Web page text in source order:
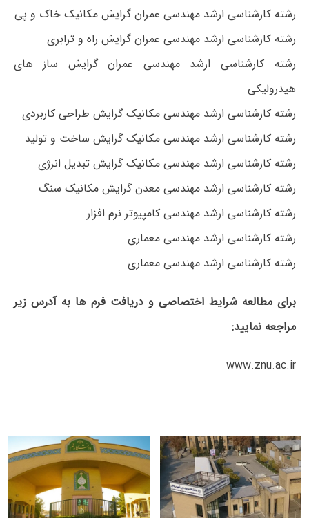
رشته کارشناسی ارشد مهندسی عمران گرایش مکانیک خاک و پی
رشته کارشناسی ارشد مهندسی عمران گرایش راه و ترابری
رشته کارشناسی ارشد مهندسی عمران گرایش ساز های
هیدرولیکی
رشته کارشناسی ارشد مهندسی مکانیک گرایش طراحی کاربردی
رشته کارشناسی ارشد مهندسی مکانیک گرایش ساخت و تولید
رشته کارشناسی ارشد مهندسی مکانیک گرایش تبدیل انرژی
رشته کارشناسی ارشد مهندسی معدن گرایش مکانیک سنگ
رشته کارشناسی ارشد مهندسی کامپیوتر نرم افزار
رشته کارشناسی ارشد مهندسی معماری
رشته کارشناسی ارشد مهندسی معماری
برای مطالعه شرایط اختصاصی و دریافت فرم ها به آدرس زیر
مراجعه نمایید:
www.znu.ac.ir